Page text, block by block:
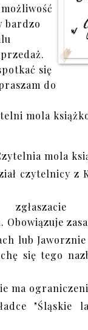
bardzo
się
do
mola
mola
czytelnicy z
. Obowiązuje
lub
się tego
ma